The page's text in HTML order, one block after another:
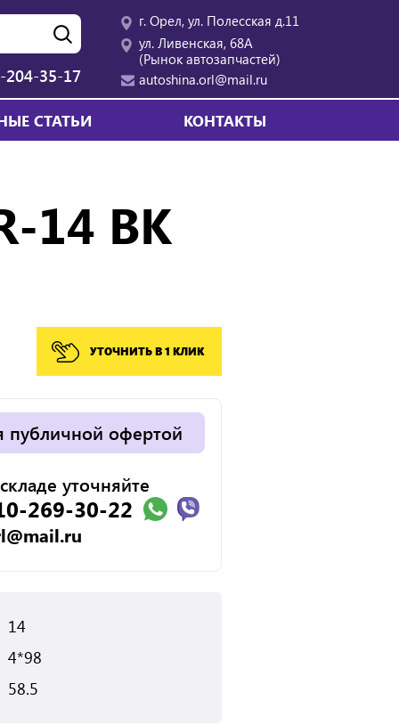
204-35-17
г. Орел, ул. Полесская д.11
ул. Ливенская, 68А
(Рынок автозапчастей)
autoshina.orl@mail.ru
СТАТЬИ КОНТАКТЫ
14 BK
УТОЧНИТЬ В 1 КЛИК
публичной офертой
уточняйте
269-30-22
14
4*98
58.5